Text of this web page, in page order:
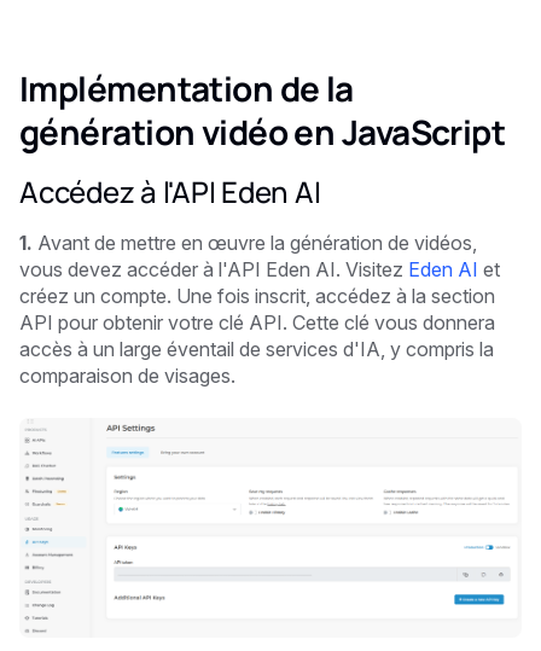
Implémentation de la
génération vidéo en JavaScript
Accédez à l'API Eden AI
1. Avant de mettre en œuvre la génération de vidéos,
vous devez accéder à l'API Eden AI. Visitez Eden AI et
créez un compte. Une fois inscrit, accédez à la section
API pour obtenir votre clé API. Cette clé vous donnera
accès à un large éventail de services d'IA, y compris la
comparaison de visages.